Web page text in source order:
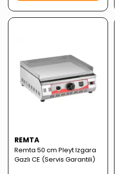
REMTA
Remta 50 cm Pleyt Izgara
Gazlı CE (Servis Garantili)